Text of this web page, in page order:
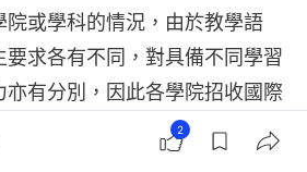
或學科的情況，由於教學語
求各有不同，對具備不同學習
亦有分別，因此各學院招收國際
在差異。港大並無就個別課程設
收生比例，而是按各課程的入學
2